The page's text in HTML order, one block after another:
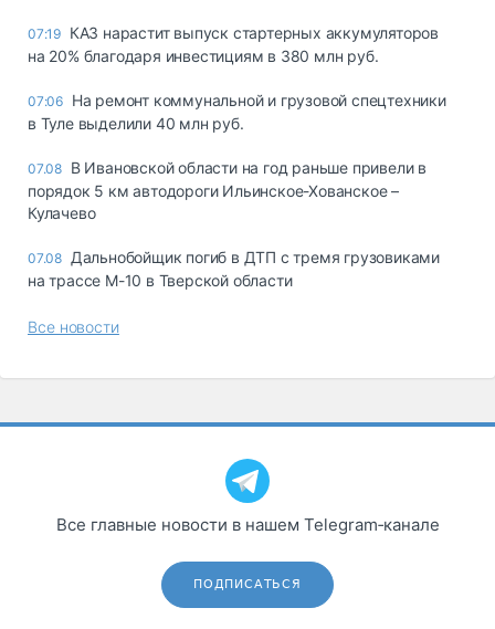
07:19 КАЗ нарастит выпуск стартерных аккумуляторов
на 20% благодаря инвестициям в 380 млн руб.
07:06 На ремонт коммунальной и грузовой спецтехники
в Туле выделили 40 млн руб.
07.08 В Ивановской области на год раньше привели в
порядок 5 км автодороги Ильинское-Хованское –
Кулачево
07.08 Дальнобойщик погиб в ДТП с тремя грузовиками
на трассе М-10 в Тверской области
Все новости
Все главные новости в нашем Telegram‑канале
ПОДПИСАТЬСЯ